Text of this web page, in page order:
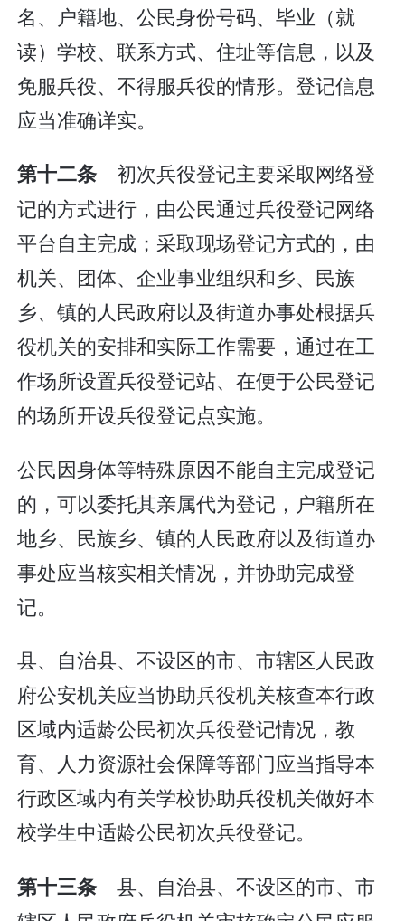
名、户籍地、公民身份号码、毕业（就
读）学校、联系方式、住址等信息，以及
免服兵役、不得服兵役的情形。登记信息
应当准确详实。
第十二条初次兵役登记主要采取网络登
记的方式进行，由公民通过兵役登记网络
平台自主完成；采取现场登记方式的，由
机关、团体、企业事业组织和乡、民族
乡、镇的人民政府以及街道办事处根据兵
役机关的安排和实际工作需要，通过在工
作场所设置兵役登记站、在便于公民登记
的场所开设兵役登记点实施。
公民因身体等特殊原因不能自主完成登记
的，可以委托其亲属代为登记，户籍所在
地乡、民族乡、镇的人民政府以及街道办
事处应当核实相关情况，并协助完成登
记。
县、自治县、不设区的市、市辖区人民政
府公安机关应当协助兵役机关核查本行政
区域内适龄公民初次兵役登记情况，教
育、人力资源社会保障等部门应当指导本
行政区域内有关学校协助兵役机关做好本
校学生中适龄公民初次兵役登记。
第十三条县、自治县、不设区的市、市